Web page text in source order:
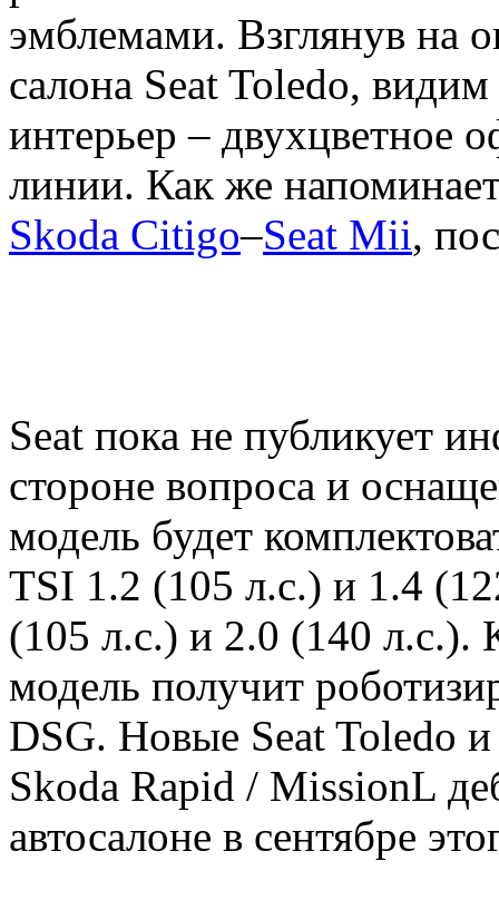
эмблемами. Взглянув на
салона Seat Toledo,
интерьер – двухцветное
линии. Как же
Skoda Citigo–Seat Mii,
Seat пока не публикует
стороне вопроса и
модель будет
TSI 1.2 (105 л.с.) и 1.4
(105 л.с.) и 2.0 (140 л.с.).
модель получит
DSG. Новые Seat Toledo и
Skoda Rapid / MissionL
автосалоне в сентябре